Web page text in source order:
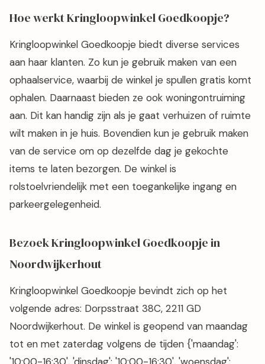
kortingsacties!
Hoe werkt Kringloopwinkel Goedkoopje?
Kringloopwinkel Goedkoopje biedt diverse services
aan haar klanten. Zo kun je gebruik maken van een
ophaalservice, waarbij de winkel je spullen gratis komt
ophalen. Daarnaast bieden ze ook woningontruiming
aan. Dit kan handig zijn als je gaat verhuizen of ruimte
wilt maken in je huis. Bovendien kun je gebruik maken
van de service om op dezelfde dag je gekochte
items te laten bezorgen. De winkel is
parkeergelegenheid.
Bezoek Kringloopwinkel Goedkoopje in
Noordwijkerhout
Kringloopwinkel Goedkoopje bevindt zich op het
volgende adres: Dorpsstraat 38C, 2211 GD
Noordwijkerhout. De winkel is geopend van maandag